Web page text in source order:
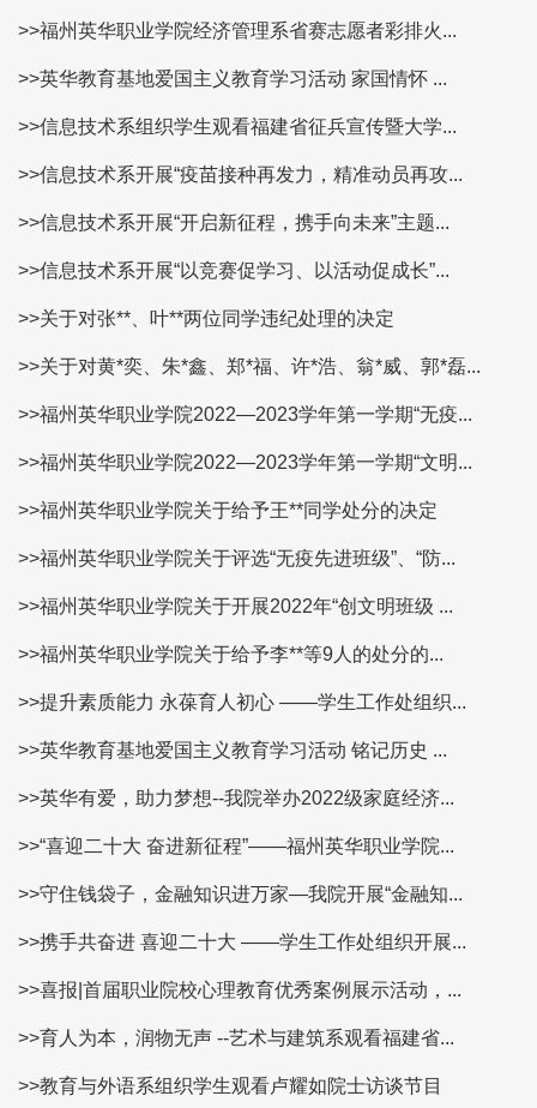
>>福州英华职业学院经济管理系省赛志愿者彩排火...
>>英华教育基地爱国主义教育学习活动 家国情怀 ...
>>信息技术系组织学生观看福建省征兵宣传暨大学...
>>信息技术系开展“疫苗接种再发力，精准动员再攻...
>>信息技术系开展“开启新征程，携手向未来”主题...
>>信息技术系开展“以竞赛促学习、以活动促成长”...
>>关于对张**、叶**两位同学违纪处理的决定
>>关于对黄*奕、朱*鑫、郑*福、许*浩、翁*威、郭*磊...
>>福州英华职业学院2022—2023学年第一学期“无疫...
>>福州英华职业学院2022—2023学年第一学期“文明...
>>福州英华职业学院关于给予王**同学处分的决定
>>福州英华职业学院关于评选“无疫先进班级”、“防...
>>福州英华职业学院关于开展2022年“创文明班级 ...
>>福州英华职业学院关于给予李**等9人的处分的...
>>提升素质能力 永葆育人初心 ——学生工作处组织...
>>英华教育基地爱国主义教育学习活动 铭记历史 ...
>>英华有爱，助力梦想--我院举办2022级家庭经济...
>>“喜迎二十大 奋进新征程”——福州英华职业学院...
>>守住钱袋子，金融知识进万家—我院开展“金融知...
>>携手共奋进 喜迎二十大 ——学生工作处组织开展...
>>喜报|首届职业院校心理教育优秀案例展示活动，...
>>育人为本，润物无声 --艺术与建筑系观看福建省...
>>教育与外语系组织学生观看卢耀如院士访谈节目